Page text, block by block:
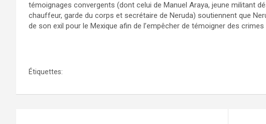
témoignages convergents (dont celui de Manuel Araya, jeune militant
chauffeur, garde du corps et secrétaire de Neruda) soutiennent que
de son exil pour le Mexique afin de l’empêcher de témoigner des
Étiquettes: